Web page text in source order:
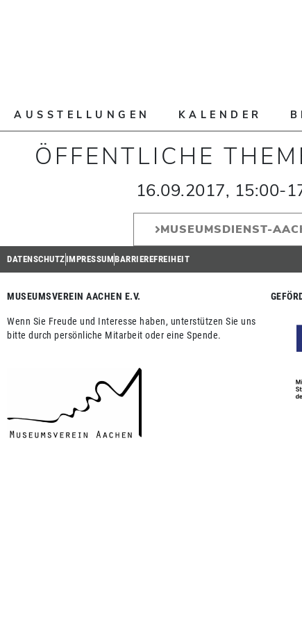
AUSSTELLUNGEN KALENDER
ÖFFENTLICHE
16.09.2017, 15:00-
MUSEUMSDIENST-
DATENSCHUTZIMPRESSUMBARRIEREFREIHEIT
MUSEUMSVEREIN AACHEN E.V.
Wenn Sie Freude und Interesse haben, unterstützen Sie uns
bitte durch persönliche Mitarbeit oder eine Spende.